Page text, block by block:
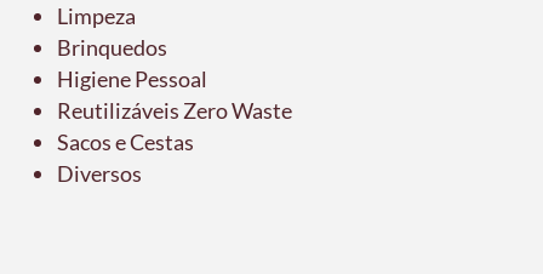
Limpeza
Brinquedos
Higiene Pessoal
Reutilizáveis Zero Waste
Sacos e Cestas
Diversos